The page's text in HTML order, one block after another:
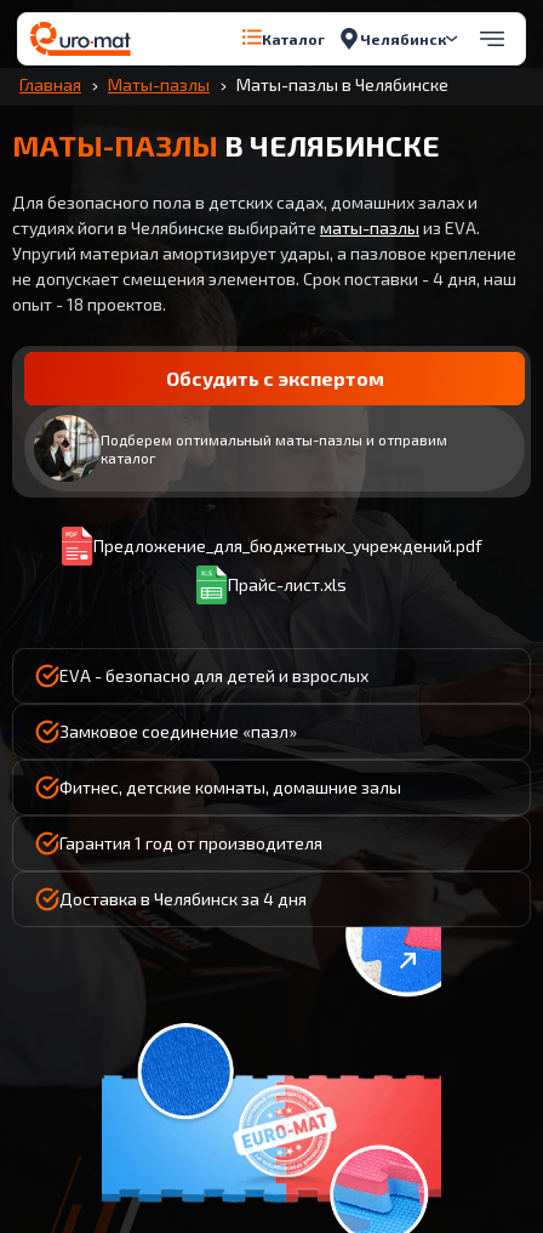
Каталог Челябинск
Главная Маты-пазлы Маты-пазлы в Челябинске
МАТЫ-ПАЗЛЫ В ЧЕЛЯБИНСКЕ
Для безопасного пола в детских садах, домашних залах и
студиях йоги в Челябинске выбирайте маты-пазлы из EVA.
Упругий материал амортизирует удары, а пазловое крепление
не допускает смещения элементов. Срок поставки - 4 дня, наш
опыт - 18 проектов.
Обсудить с экспертом
Подберем оптимальный маты-пазлы и отправим
каталог
Предложение_для_бюджетных_учреждений.pdf
Прайс-лист.xls
EVA - безопасно для детей и взрослых
Замковое соединение «пазл»
Фитнес, детские комнаты, домашние залы
Гарантия 1 год от производителя
Доставка в Челябинск за 4 дня